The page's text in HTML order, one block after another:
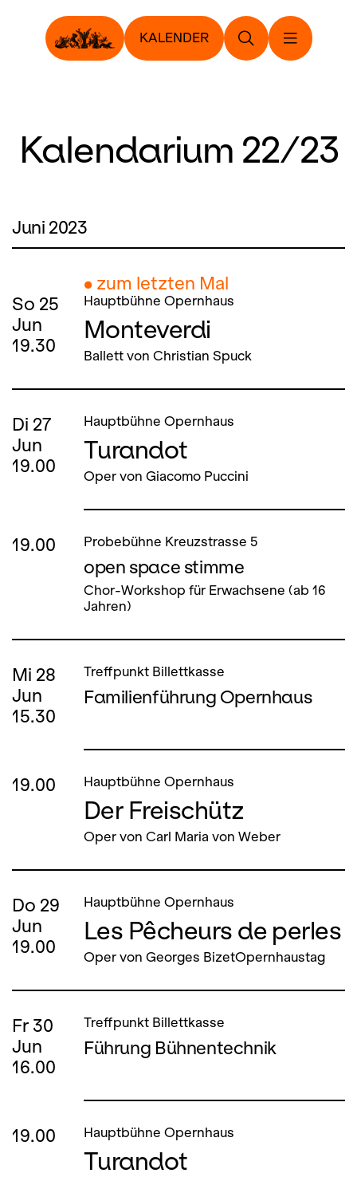
KALENDER
Kalendarium 22/23
Juni 2023
● zum letzten Mal
So 25
Jun
19.30
Hauptbühne Opernhaus
Monteverdi
Ballett von Christian Spuck
Di 27
Jun
19.00
Hauptbühne Opernhaus
Turandot
Oper von Giacomo Puccini
19.00 Probebühne Kreuzstrasse 5
open space stimme
Chor-Workshop für Erwachsene (ab 16
Jahren)
Mi 28
Jun
15.30
Treffpunkt Billettkasse
Familienführung Opernhaus
19.00 Hauptbühne Opernhaus
Der Freischütz
Oper von Carl Maria von Weber
Do 29
Jun
19.00
Hauptbühne Opernhaus
Les Pêcheurs de perles
Oper von Georges BizetOpernhaustag
Fr 30
Jun
16.00
Treffpunkt Billettkasse
Führung Bühnentechnik
19.00 Hauptbühne Opernhaus
Turandot